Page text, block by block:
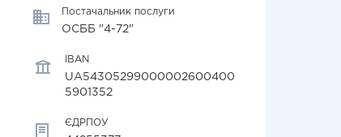
Постачальник послуги
ОСББ "4-72"
IBAN
UA54305299000002600400
5901352
ЄДРПОУ